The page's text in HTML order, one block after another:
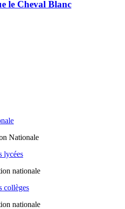
le Cheval Blanc
Nationale
lycées
nationale
collèges
nationale